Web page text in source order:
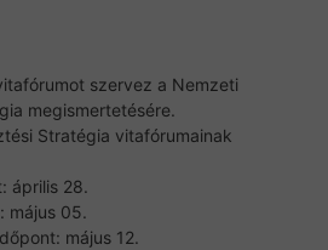
szervez a Nemzeti
megismertetésére.
Stratégia vitafórumainak
április 28.
május 05.
május 12.